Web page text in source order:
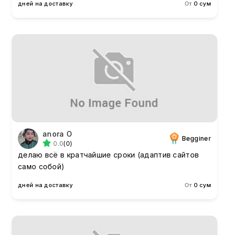
дней на доставку От 0 сум
anora O
0.0(0)
Begginer
делаю всё в кратчайшие сроки (адаптив сайтов
само собой)
дней на доставку От 0 сум